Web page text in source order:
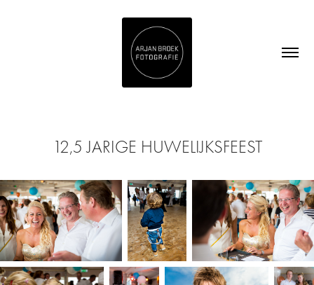
12,5 JARIGE HUWELIJKSFEEST